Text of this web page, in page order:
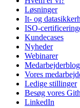
Løsninger
It- og
ISO-
Kundecases
Nyheder
Webinarer
Medarbejderblog
Vores
Ledige stillinger
Besøg vores
LinkedIn